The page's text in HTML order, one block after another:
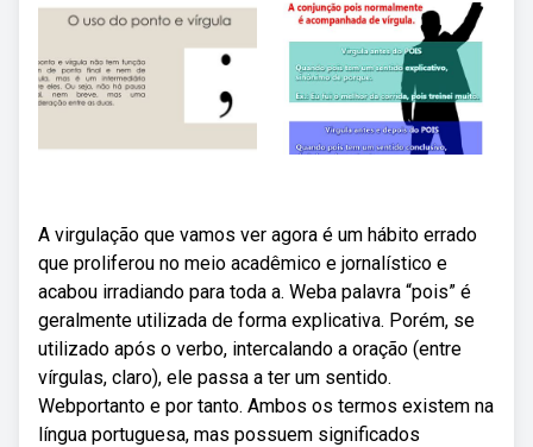
A virgulação que vamos ver agora é um hábito errado
que proliferou no meio acadêmico e jornalístico e
acabou irradiando para toda a. Weba palavra “pois” é
geralmente utilizada de forma explicativa. Porém, se
utilizado após o verbo, intercalando a oração (entre
vírgulas, claro), ele passa a ter um sentido.
Webportanto e por tanto. Ambos os termos existem na
língua portuguesa, mas possuem significados